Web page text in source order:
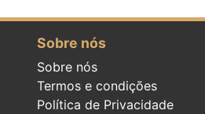
Sobre nós
Sobre nós
Termos e condições
Política de Privacidade